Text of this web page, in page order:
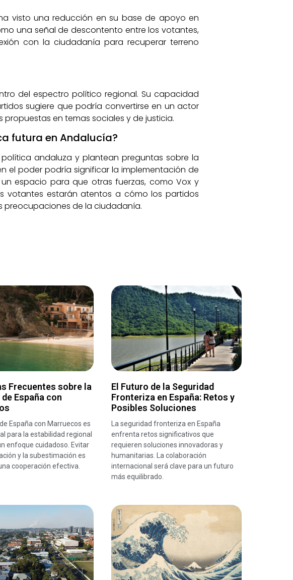
visto una reducción en su base de apoyo en
una señal de descontento entre los votantes,
con la ciudadanía para recuperar terreno
del espectro político regional. Su capacidad
sugiere que podría convertirse en un actor
en temas sociales y de justicia.
futura en Andalucía?
andaluza y plantean preguntas sobre la
el poder podría significar la implementación de
espacio para que otras fuerzas, como Vox y
votantes estarán atentos a cómo los partidos
preocupaciones de la ciudadanía.
Frecuentes sobre la
España con
España con Marruecos es
para la estabilidad regional
enfoque cuidadoso. Evitar
y la subestimación es
cooperación efectiva.
El Futuro de la Seguridad
Fronteriza en España: Retos y
Posibles Soluciones
La seguridad fronteriza en España
enfrenta retos significativos que
requieren soluciones innovadoras y
humanitarias. La colaboración
internacional será clave para un futuro
más equilibrado.